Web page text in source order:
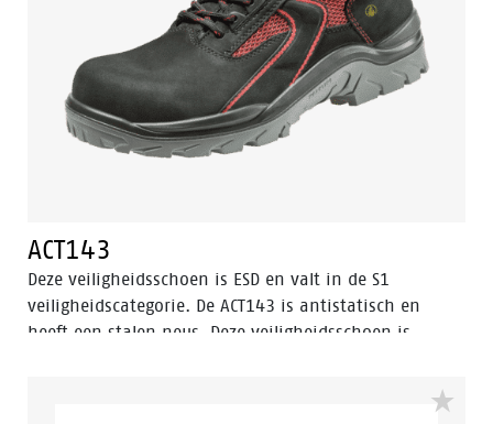
ACT143
Deze veiligheidsschoen is ESD en valt in de S1
veiligheidscategorie. De ACT143 is antistatisch en
heeft een stalen neus. Deze veiligheidsschoen is
materiaal. De Bata Cool Comfort® voering regelt het